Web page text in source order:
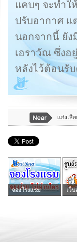
แคบๆ จะทำใ
ปรับอากาศ แ
นอกจากนี้ ยัง
เอราวัณ ซึ่งอ
หลังไว้ต้อนรั
แก่งเสื
จองโรงแรม เว็